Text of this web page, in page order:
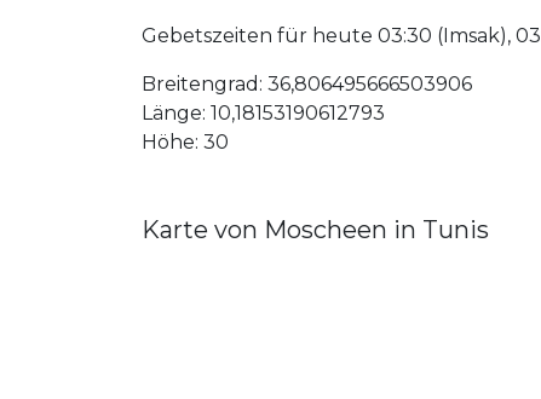
Gebetszeiten für heute 03:30 (Imsak),
Breitengrad: 36,806495666503906
Länge: 10,18153190612793
Höhe: 30
Karte von Moscheen in Tunis